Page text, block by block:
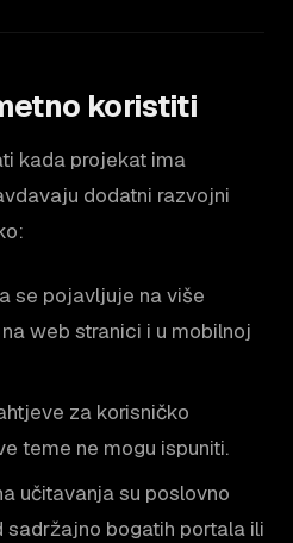
koristiti
kada projekat ima
dodatni razvojni
se pojavljuje na više
web stranici i u mobilnoj
za korisničko
teme ne mogu ispuniti.
učitavanja su poslovno
sadržajno bogatih portala ili